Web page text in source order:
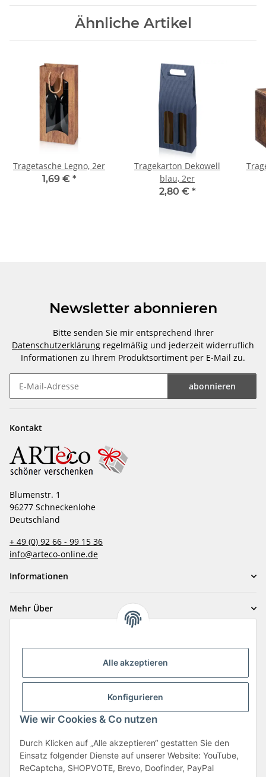
Alle akzeptieren
Konfigurieren
Wie wir Cookies & Co nutzen
Durch Klicken auf „Alle akzeptieren“ gestatten Sie den
Einsatz folgender Dienste auf unserer Website: YouTube,
ReCaptcha, SHOPVOTE, Brevo, Doofinder, PayPal
Ähnliche Artikel
Tragetasche Legno, 2er
1,69 € *
Tragekarton Dekowell
blau, 2er
2,80 € *
Newsletter abonnieren
Bitte senden Sie mir entsprechend Ihrer
Datenschutzerklärung regelmäßig und jederzeit widerruflich
Informationen zu Ihrem Produktsortiment per E-Mail zu.
abonnieren
Kontakt
Blumenstr. 1
96277 Schneckenlohe
Deutschland
+ 49 (0) 92 66 - 99 15 36
info@arteco-online.de
Informationen
Mehr Über
Vertrag widerrufen